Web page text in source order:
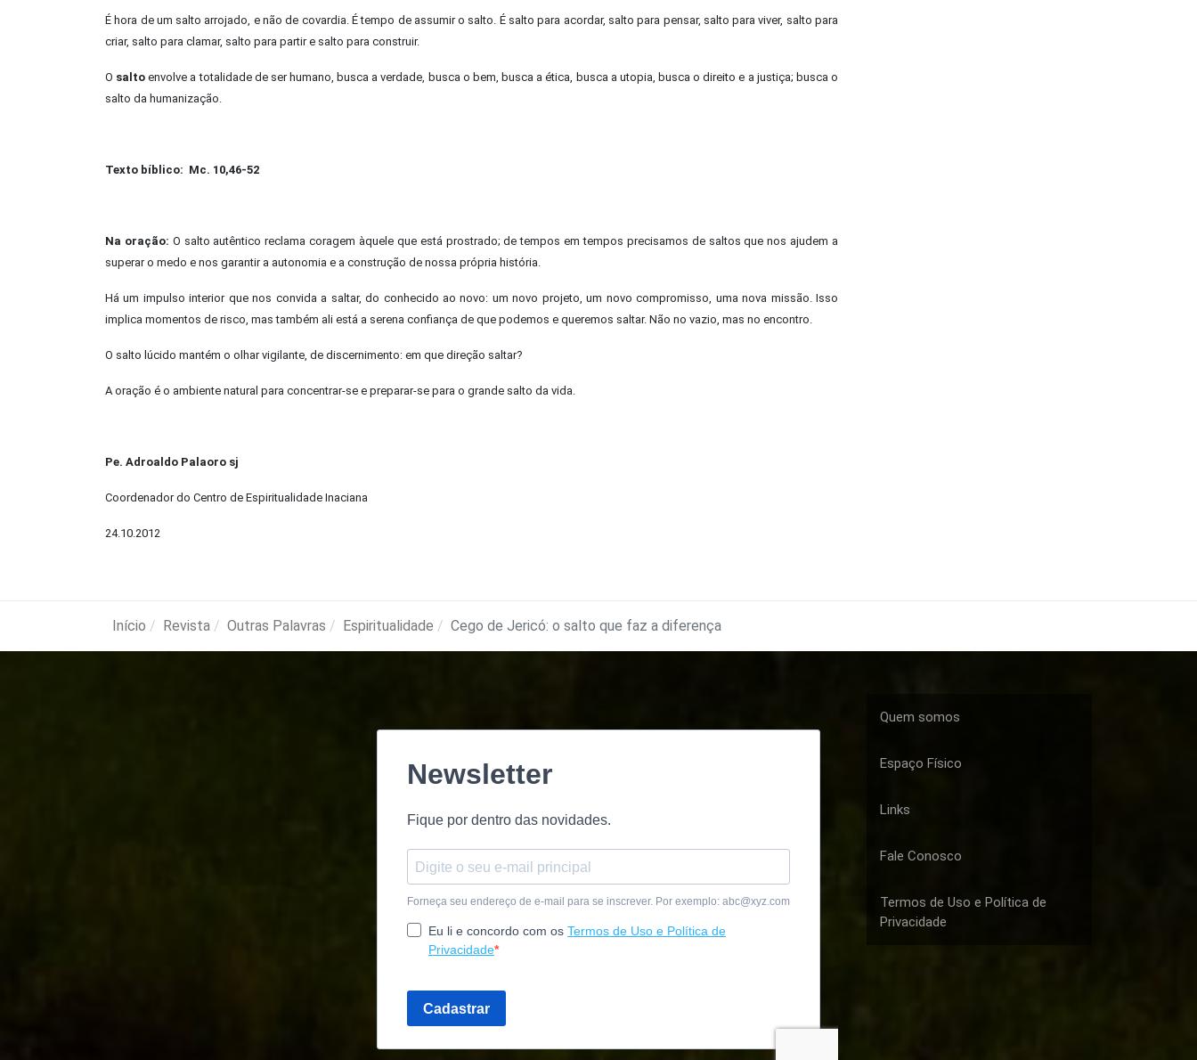
É hora de um salto arrojado, e não de covardia. É tempo de assumir o salto. É salto para acordar, salto para pensar, salto para viver, salto para
criar, salto para clamar, salto para partir e salto para construir.
O salto envolve a totalidade de ser humano, busca a verdade, busca o bem, busca a ética, busca a utopia, busca o direito e a justiça; busca o
salto da humanização.
Texto bíblico: Mc. 10,46-52
Na oração: O salto autêntico reclama coragem àquele que está prostrado; de tempos em tempos precisamos de saltos que nos ajudem a
superar o medo e nos garantir a autonomia e a construção de nossa própria história.
Há um impulso interior que nos convida a saltar, do conhecido ao novo: um novo projeto, um novo compromisso, uma nova missão. Isso
implica momentos de risco, mas também ali está a serena confiança de que podemos e queremos saltar. Não no vazio, mas no encontro.
O salto lúcido mantém o olhar vigilante, de discernimento: em que direção saltar?
A oração é o ambiente natural para concentrar-se e preparar-se para o grande salto da vida.
Pe. Adroaldo Palaoro sj
Coordenador do Centro de Espiritualidade Inaciana
24.10.2012
Início Revista Outras Palavras Espiritualidade Cego de Jericó: o salto que faz a diferença
Quem somos
Espaço Físico
Links
Fale Conosco
Termos de Uso e Política de
Privacidade